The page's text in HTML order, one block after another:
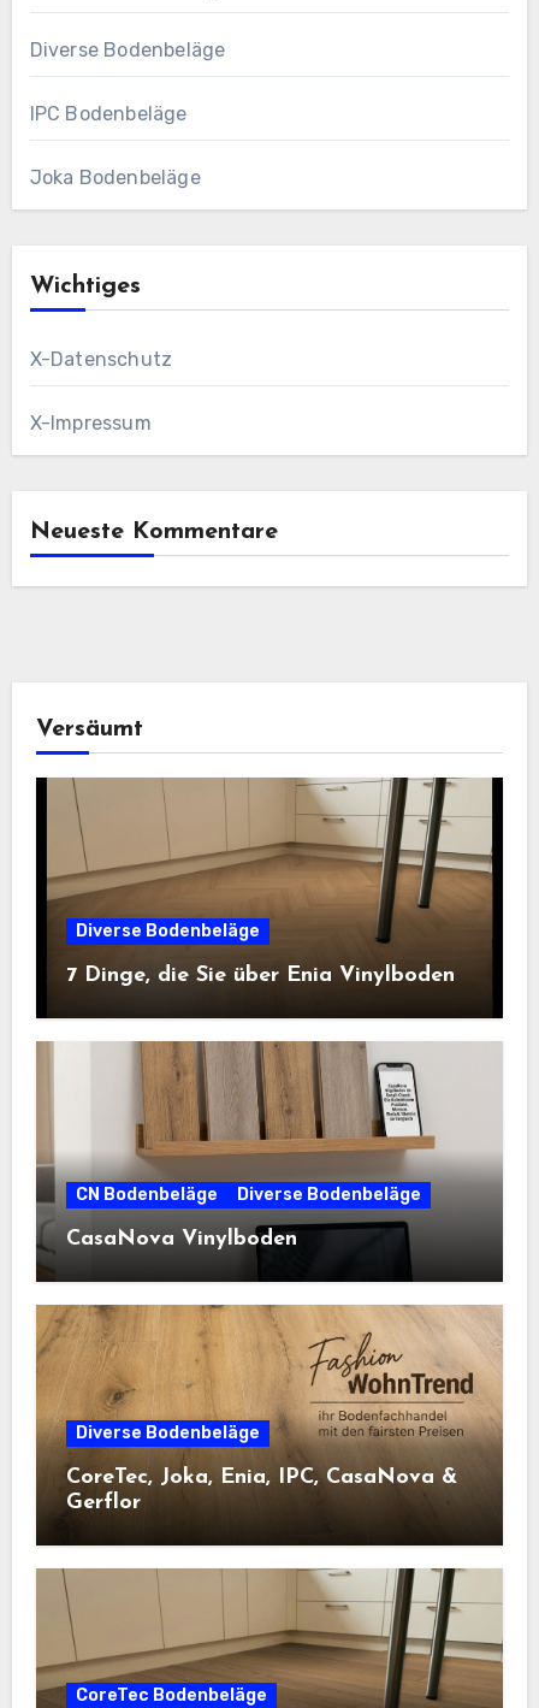
Diverse Bodenbeläge
IPC Bodenbeläge
Joka Bodenbeläge
Wichtiges
X-Datenschutz
X-Impressum
Neueste Kommentare
Versäumt
Diverse Bodenbeläge
7 Dinge, die Sie über Enia Vinylboden
CN Bodenbeläge Diverse Bodenbeläge
CasaNova Vinylboden
Diverse Bodenbeläge
CoreTec, Joka, Enia, IPC, CasaNova &
Gerflor
CoreTec Bodenbeläge